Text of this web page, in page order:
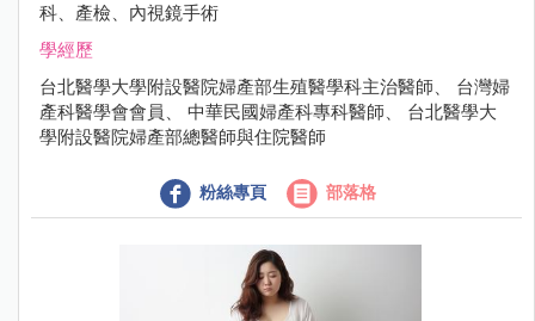
科、產檢、內視鏡手術
學經歷
台北醫學大學附設醫院婦產部生殖醫學科主治醫師、 台灣婦
產科醫學會會員、 中華民國婦產科專科醫師、 台北醫學大
學附設醫院婦產部總醫師與住院醫師
粉絲專頁 部落格